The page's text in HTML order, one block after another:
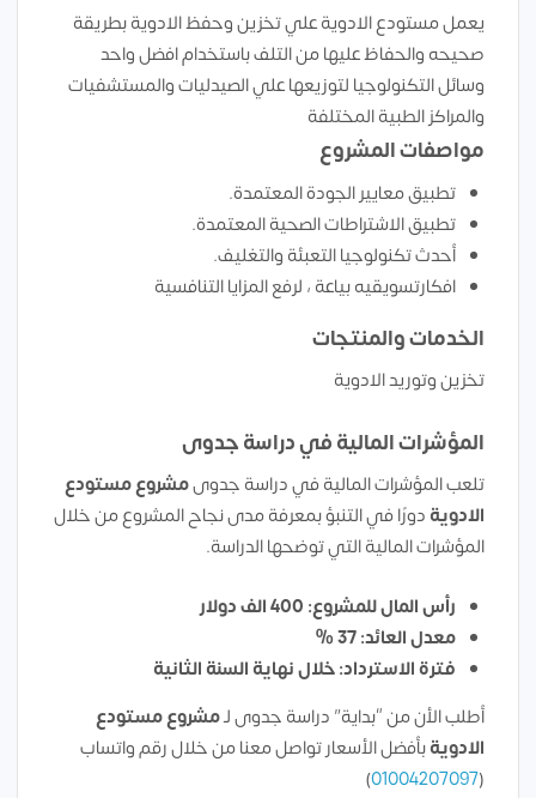
يعمل مستودع الادوية علي تخزين وحفظ الادوية بطريقة
صحيحه والحفاظ عليها من التلف باستخدام افضل واحد
وسائل التكنولوجيا لتوزيعها علي الصيدليات والمستشفيات
والمراكز الطبية المختلفة
مواصفات المشروع
تطبيق معايير الجودة المعتمدة.
تطبيق الاشتراطات الصحية المعتمدة.
أحدث تكنولوجيا التعبئة والتغليف.
افكارتسويقيه بياعة ، لرفع المزايا التنافسية
الخدمات والمنتجات
تخزين وتوريد الادوية
المؤشرات المالية في دراسة جدوى
تلعب المؤشرات المالية في دراسة جدوىمشروع مستودع
الادوية دورًا في التنبؤ بمعرفة مدى نجاح المشروع من خلال
المؤشرات المالية التي توضحها الدراسة.
رأس المال للمشروع: 400 الف دولار
معدل العائد: 37 %
فترة الاسترداد: خلال نهاية السنة الثانية
أطلب الأن من “بداية” دراسة جدوى لـمشروع مستودع
الادويةبأفضل الأسعار تواصل معنا من خلال رقم واتساب
(
01004207097
)